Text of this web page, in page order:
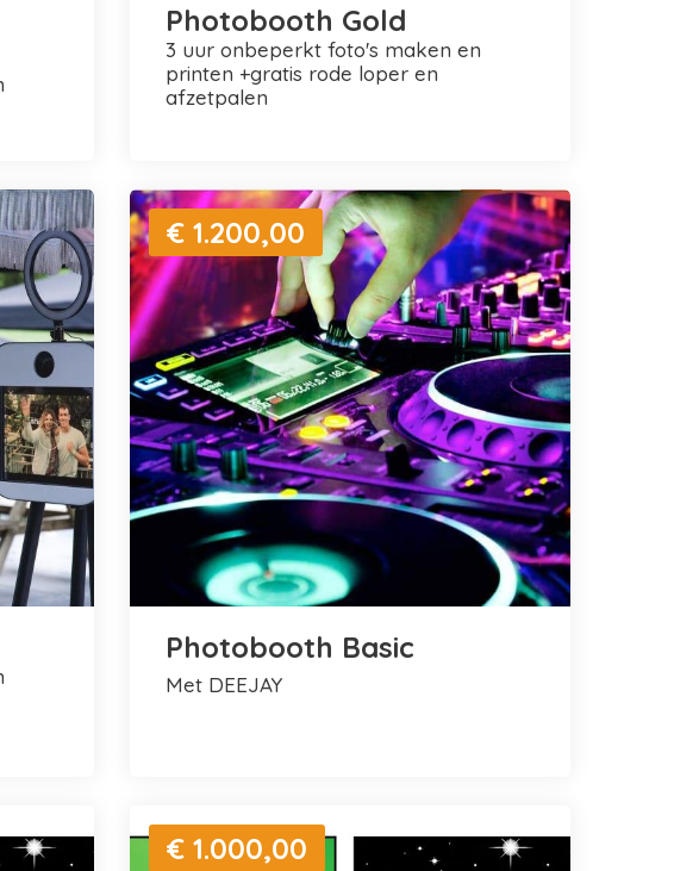
Photobooth Gold
3 uur onbeperkt foto's maken en
printen +gratis rode loper en
afzetpalen
€ 1.200,00
Photobooth Basic
met DEEJAY
€ 1.000,00